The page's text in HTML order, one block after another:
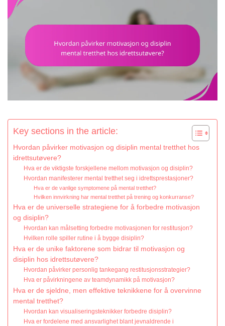
Key sections in the article:
Hvordan påvirker motivasjon og disiplin mental tretthet hos
idrettsutøvere?
Hva er de viktigste forskjellene mellom motivasjon og disiplin?
Hvordan manifesterer mental tretthet seg i idrettsprestasjoner?
Hva er de vanlige symptomene på mental tretthet?
Hvilken innvirkning har mental tretthet på trening og konkurranse?
Hva er de universelle strategiene for å forbedre motivasjon
og disiplin?
Hvordan kan målsetting forbedre motivasjonen for restitusjon?
Hvilken rolle spiller rutine i å bygge disiplin?
Hva er de unike faktorene som bidrar til motivasjon og
disiplin hos idrettsutøvere?
Hvordan påvirker personlig tankegang restitusjonsstrategier?
Hva er påvirkningene av teamdynamikk på motivasjon?
Hva er de sjeldne, men effektive teknikkene for å overvinne
mental tretthet?
Hvordan kan visualiseringsteknikker forbedre disiplin?
Hva er fordelene med ansvarlighet blant jevnaldrende i